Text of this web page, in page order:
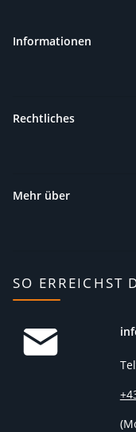
Informationen
Rechtliches
Mehr über
SO ERREICHST
(